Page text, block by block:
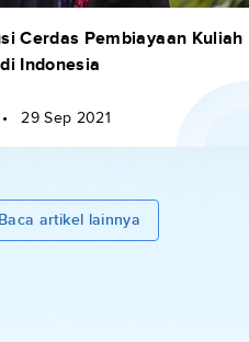
Cerdas Pembiayaan Kuliah
Indonesia
• 29 Sep 2021
Baca artikel lainnya